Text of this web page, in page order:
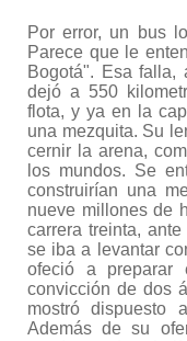
Por error, un bus
Parece que le
Bogotá". Esa
dejó a 550
flota, y ya en la
una mezquita. Su
cernir la arena,
los mundos. Se
construirían una
nueve millones de
carrera treinta,
se iba a levantar
ofeció a preparar
convicción de dos
mostró dispuesto
Además de su